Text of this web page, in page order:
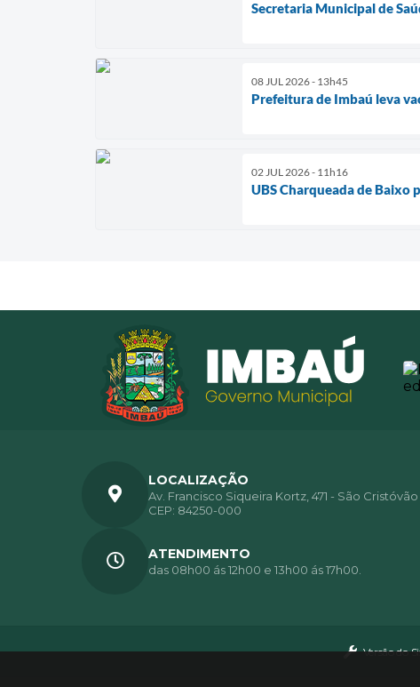
Secretaria Municipal de
08 JUL 2026 - 13h45
Prefeitura de Imbaú leva
02 JUL 2026 - 11h16
UBS Charqueada de Baixo
LOCALIZAÇÃO
Av. Francisco Siqueira Kortz, 471 - São Cristóvão
CEP: 84250-000
ATENDIMENTO
das 08h00 ás 12h00 e 13h00 ás 17h00.
Versão do